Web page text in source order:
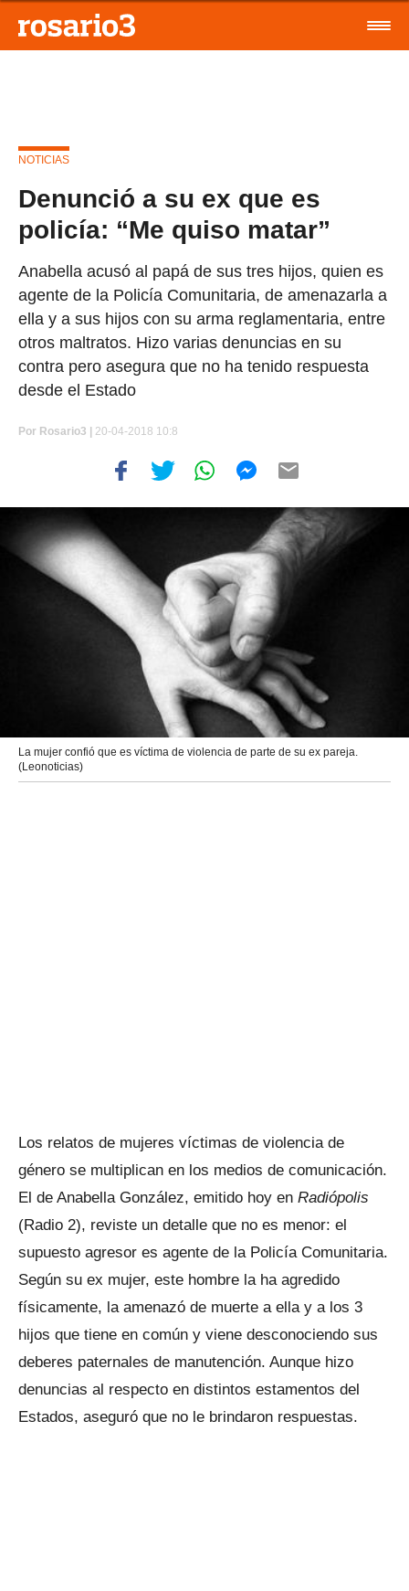
NOTICIAS
Denunció a su ex que es
policía: “Me quiso matar”
Anabella acusó al papá de sus tres hijos, quien es
agente de la Policía Comunitaria, de amenazarla a
ella y a sus hijos con su arma reglamentaria, entre
otros maltratos. Hizo varias denuncias en su
contra pero asegura que no ha tenido respuesta
desde el Estado
Por Rosario3 | 20-04-2018 10:8
La mujer confió que es víctima de violencia de parte de su ex pareja.
(Leonoticias)
Los relatos de mujeres víctimas de violencia de
género se multiplican en los medios de comunicación.
El de Anabella González, emitido hoy en Radiópolis
(Radio 2), reviste un detalle que no es menor: el
supuesto agresor es agente de la Policía Comunitaria.
Según su ex mujer, este hombre la ha agredido
físicamente, la amenazó de muerte a ella y a los 3
hijos que tiene en común y viene desconociendo sus
deberes paternales de manutención. Aunque hizo
denuncias al respecto en distintos estamentos del
Estados, aseguró que no le brindaron respuestas.